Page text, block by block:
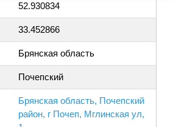
52.930834
33.452866
Брянская область
Почепский
Брянская область, Почепский
район, г Почеп, Мглинская ул,